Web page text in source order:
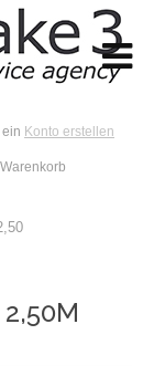
Konto erstellen
Warenkorb